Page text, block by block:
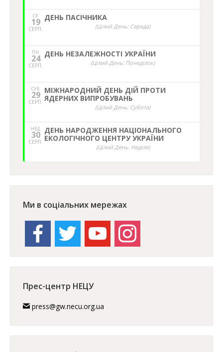
СР.
19
СЕРП.
ДЕНЬ ПАСІЧНИКА
(Цілий День: Середа)
ПН.
24
СЕРП.
ДЕНЬ НЕЗАЛЕЖНОСТІ УКРАЇНИ
(Цілий День: Понеділок)
СУБ.
29
СЕРП.
МІЖНАРОДНИЙ ДЕНЬ ДІЙ ПРОТИ
ЯДЕРНИХ ВИПРОБУВАНЬ
(Цілий День: Субота)
НЕД,
30
СЕРП.
ДЕНЬ НАРОДЖЕННЯ НАЦІОНАЛЬНОГО
ЕКОЛОГІЧНОГО ЦЕНТРУ УКРАЇНИ
(Цілий День: Неділя)
Ми в соціальних мережах
facebook twitter youtube instagram
Прес-центр НЕЦУ
press@gw.necu.org.ua